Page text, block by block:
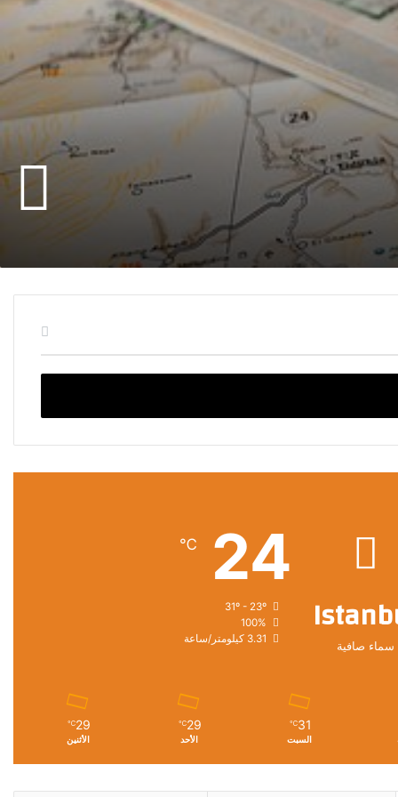
سماء صافية
24
℃
100%
3.31 كيلومتر/ساعة
31
℃
السبت
29
℃
الأحد
29
℃
الأثنين